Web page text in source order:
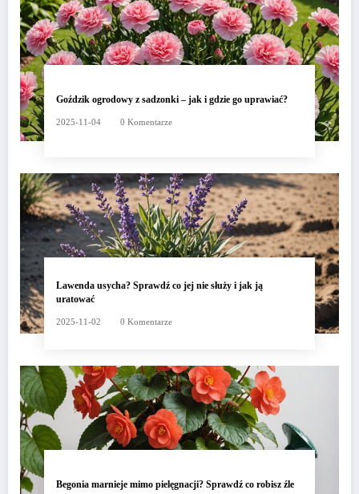
Goździk ogrodowy z sadzonki – jak i gdzie go uprawiać?
2025-11-04 0 Komentarze
Lawenda usycha? Sprawdź co jej nie służy i jak ją
uratować
2025-11-02 0 Komentarze
Begonia marnieje mimo pielęgnacji? Sprawdź co robisz źle